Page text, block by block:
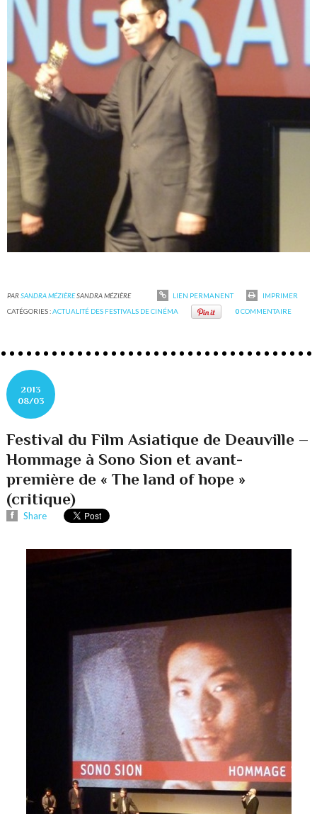
PARSANDRA MÉZIÈRESANDRA MÉZIÈRE LIEN PERMANENT
IMPRIMER
CATÉGORIES :ACTUALITÉ DES FESTIVALS DE CINÉMA 0COMMENTAIRE
2013
08/03
Festival du Film Asiatique de Deauville –
Hommage à Sono Sion et avant-
première de « The land of hope »
(critique)
Share